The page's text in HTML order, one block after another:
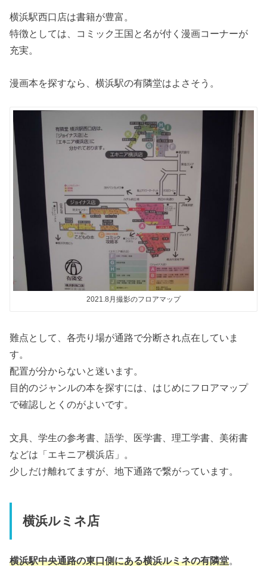
横浜駅西口店は書籍が豊富。
特徴としては、コミック王国と名が付く漫画コーナーが
充実。
漫画本を探すなら、横浜駅の有隣堂はよさそう。
2021.8月撮影のフロアマップ
難点として、各売り場が通路で分断され点在していま
す。
配置が分からないと迷います。
目的のジャンルの本を探すには、はじめにフロアマップ
で確認しとくのがよいです。
文具、学生の参考書、語学、医学書、理工学書、美術書
などは「エキニア横浜店」。
少しだけ離れてますが、地下通路で繋がっています。
横浜ルミネ店
横浜駅中央通路の東口側にある横浜ルミネの有隣堂。